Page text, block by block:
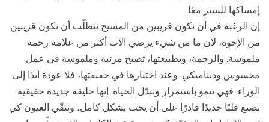
إمساكها للسير معًا.
إن الرغبة في أن نكون قريبين من المسيح تتطلّب أن نكون قريبين
من الإخوة، لأن ما من شيء يرضي الآب أكثر من علامة رحمة
ملموسة. والرحمة، وبطبيعتها، تصبح مرئية وملموسة في عمل
محسوس وديناميكي. وعند اختبارها في حقيقتها، فلا عودة أبدًا إلى
الوراء: فهي تنمو باستمرار وتبدّل الحياة. إنها خليقة جديدة حقيقية
تصنع قلبًا جديدًا قادرًا على أن يحب بشكل كامل، وتنقّي العيون كي